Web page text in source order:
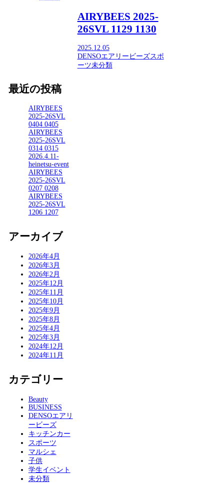
AIRYBEES 2025-
26SVL 1129 1130
2025.12.05
DENSOエアリービーズスポ
ーツ未分類
最近の投稿
AIRYBEES
2025-26SVL
0404 0405
AIRYBEES
2025-26SVL
0314 0315
2026.4.11-
heinetsu-event
AIRYBEES
2025-26SVL
0207 0208
AIRYBEES
2025-26SVL
1206 1207
アーカイブ
2026年4月
2026年3月
2026年2月
2025年12月
2025年11月
2025年10月
2025年9月
2025年8月
2025年4月
2025年3月
2024年12月
2024年11月
カテゴリー
Beauty
BUSINESS
DENSOエアリ
ービーズ
キッチンカー
スポーツ
マルシェ
子供
学生イベント
未分類